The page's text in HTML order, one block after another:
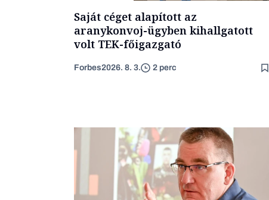
Saját céget alapított az
aranykonvoj-ügyben kihallgatott
volt TEK-főigazgató
Forbes2026. 8. 3. 2 perc